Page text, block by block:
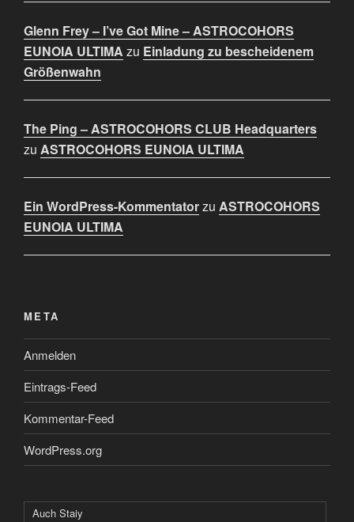
Glenn Frey – I’ve Got Mine – ASTROCOHORS
EUNOIA ULTIMA zu Einladung zu bescheidenem
Größenwahn
The Ping – ASTROCOHORS CLUB Headquarters
zu ASTROCOHORS EUNOIA ULTIMA
Ein WordPress-Kommentatorzu ASTROCOHORS
EUNOIA ULTIMA
META
Anmelden
Eintrags-Feed
Kommentar-Feed
WordPress.org
Auch Staiy